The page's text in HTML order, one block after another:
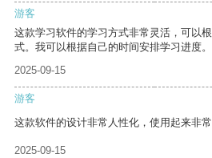
游客
这款学习软件的学习方式非常灵活，可以
式。我可以根据自己的时间安排学习进度。
2025-09-15
游客
这款软件的设计非常人性化，使用起来非常
2025-09-15